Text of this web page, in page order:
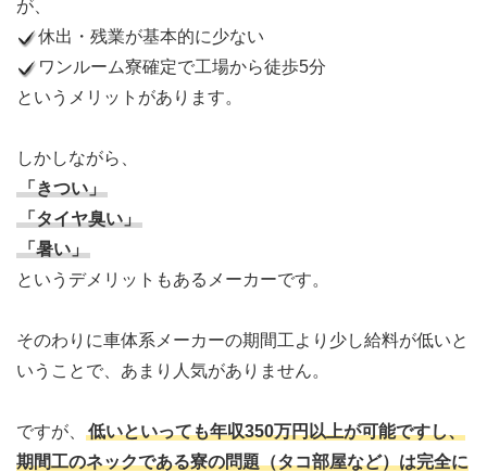
が、
休出・残業が基本的に少ない
ワンルーム寮確定で工場から徒歩5分
というメリットがあります。
しかしながら、
「きつい」
「タイヤ臭い」
「暑い」
というデメリットもあるメーカーです。
そのわりに車体系メーカーの期間工より少し給料が低いと
いうことで、あまり人気がありません。
ですが、
低いといっても年収350万円以上が可能ですし、
期間工のネックである寮の問題（タコ部屋など）は完全に